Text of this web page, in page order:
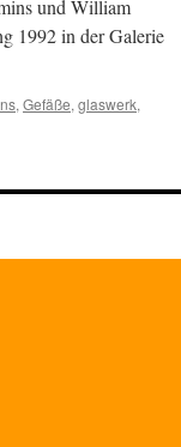
und William
1992 in der Galerie
, Gefäße, glaswerk,